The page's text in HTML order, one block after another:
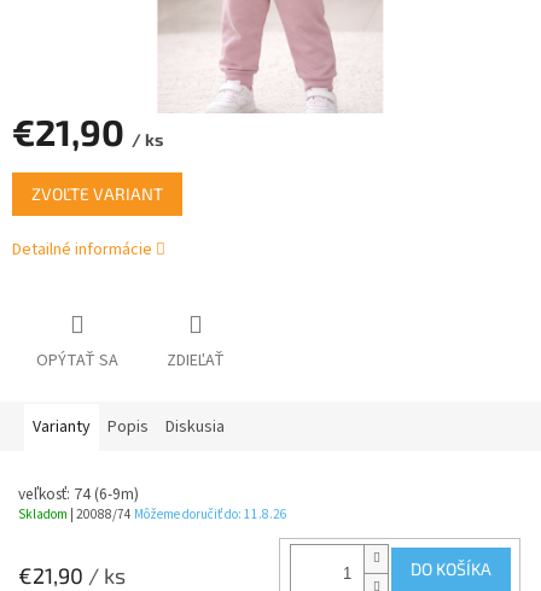
€21,90 / ks
Jednotková
cena:
ZVOĽTE VARIANT
Detailné informácie
OPÝTAŤ SA ZDIEĽAŤ
Varianty Popis Diskusia
veľkosť: 74 (6-9m)
Skladom | 20088/74 Môžeme doručiť do: 11.8.26
€21,90 / ks DO KOŠÍKA